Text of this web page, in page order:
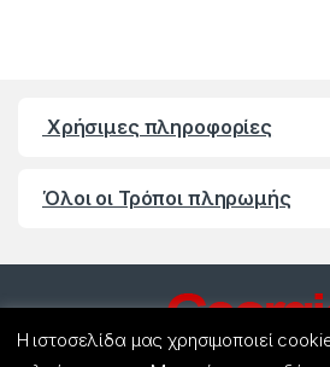
Χρήσιμες πληροφορίες
Όλοι οι Τρόποι πληρωμής
Η ιστοσελίδα μας χρησιμοποιεί